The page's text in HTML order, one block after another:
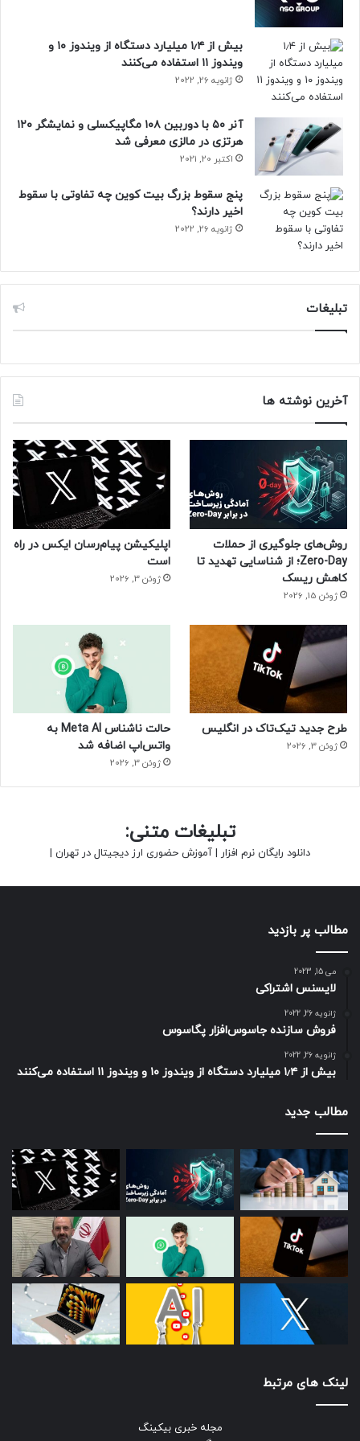
هوشمندسازی
بیش از ۱٫۴ میلیارد دستگاه از ویندوز ۱۰ و
ویندوز ۱۱ استفاده می‌کنند
ژانویه 26, 2022
آنر ۵۰ با دوربین ۱۰۸ مگاپیکسلی و نمایشگر ۱۲۰
هرتزی در مالزی معرفی شد
اکتبر 20, 2021
پنج سقوط بزرگ بیت کوین چه تفاوتی با سقوط
اخیر دارند؟
ژانویه 26, 2022
تبلیغات
آخرین نوشته ها
روش‌های جلوگیری از حملات
Zero-Day؛ از شناسایی تهدید تا
کاهش ریسک
ژوئن 15, 2026
اپلیکیشن پیام‌رسان ایکس در راه
است
ژوئن 3, 2026
طرح جدید تیک‌تاک در انگلیس
ژوئن 3, 2026
حالت ناشناس Meta AI به
واتس‌اپ اضافه شد
ژوئن 3, 2026
تبلیغات متنی:
دانلود رایگان نرم افزار | آموزش حضوری ارز دیجیتال در تهران |
مطالب پر بازدید
می 15, 2023
لایسنس اشتراکی
ژانویه 26, 2022
فروش سازنده جاسوس‌افزار پگاسوس
ژانویه 26, 2022
بیش از ۱٫۴ میلیارد دستگاه از ویندوز ۱۰ و ویندوز ۱۱ استفاده می‌کنند
مطالب جدید
لینک های مرتبط
مجله خبری بیکینگ